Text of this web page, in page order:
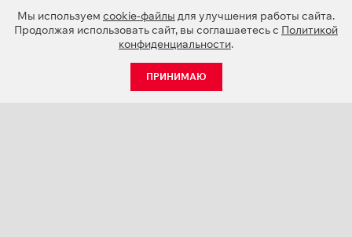
Мы используем cookie-файлы для улучшения работы сайта.
Продолжая использовать сайт, вы соглашаетесь с Политикой
конфиденциальности.
ПРИНИМАЮ